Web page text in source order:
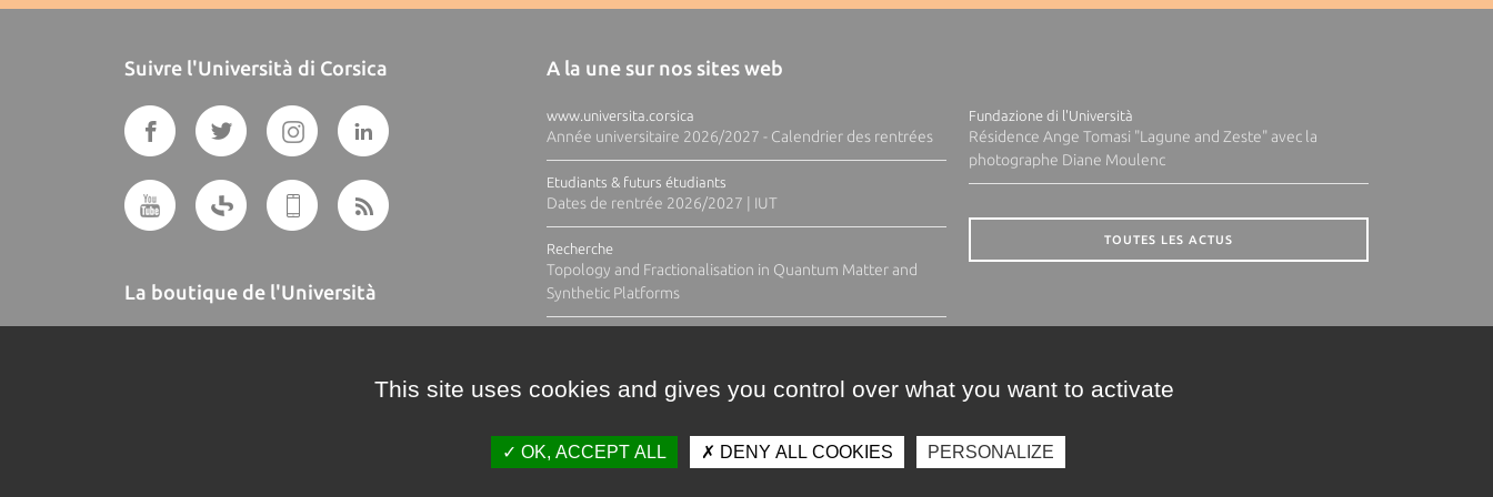
Suivre l'Università di Corsica
La boutique de l'Università
A la une sur nos sites web
www.universita.corsica
Année universitaire 2026/2027 - Calendrier des rentrées
Etudiants & futurs étudiants
Dates de rentrée 2026/2027 | IUT
Recherche
Topology and Fractionalisation in Quantum Matter and
Synthetic Platforms
Fundazione di l'Università
Résidence Ange Tomasi "Lagune and Zeste" avec la
photographe Diane Moulenc
TOUTES LES ACTUS
This site uses cookies and gives you control over what you want to activate
OK, ACCEPT ALL DENY ALL COOKIES PERSONALIZE